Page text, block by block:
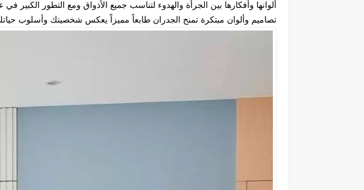
ألوانها وأفكارها بين الجرأة والهدوء لتناسب جميع الأذواق ومع التطور
تصاميم وألوان مبتكرة تمنح الجدران طابعاً مميزاً يعكس شخصيتك وأسلوب